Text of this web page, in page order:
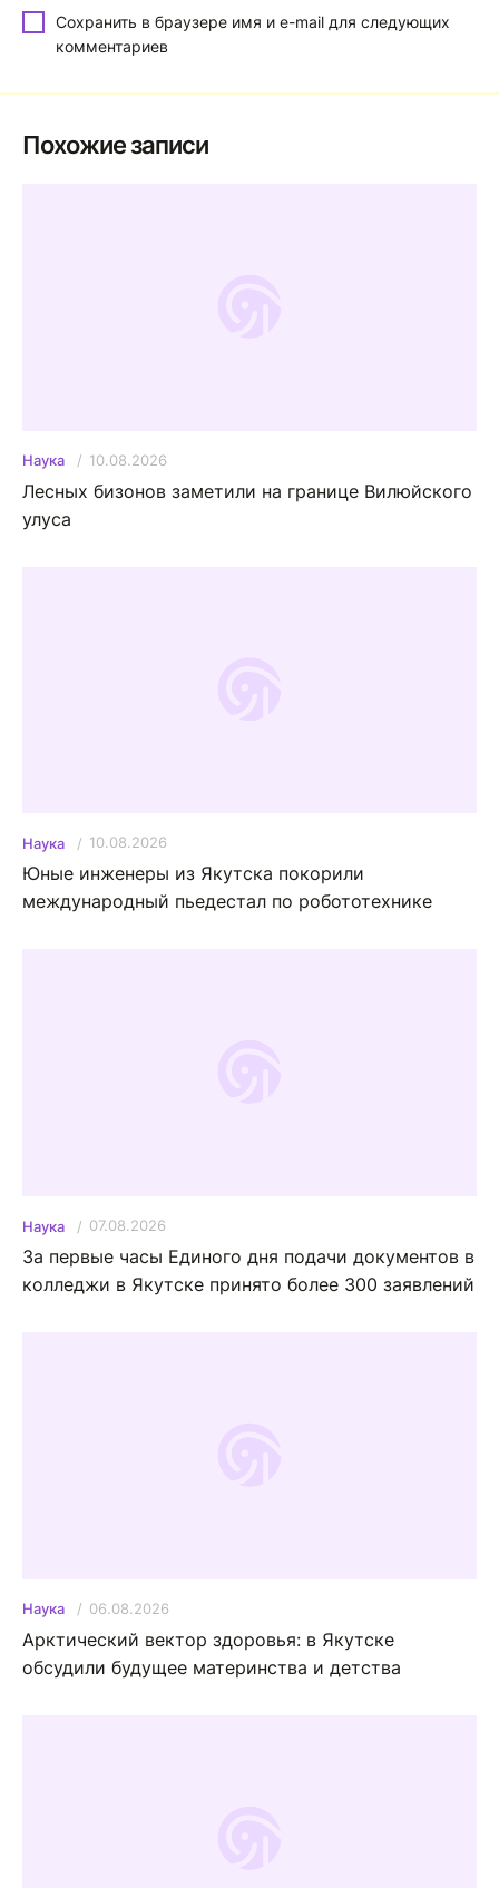
Сохранить в браузере имя и e-mail для следующих
комментариев
Похожие записи
Наука 10.08.2026
Лесных бизонов заметили на границе Вилюйского
улуса
Наука 10.08.2026
Юные инженеры из Якутска покорили
международный пьедестал по робототехнике
Наука 07.08.2026
За первые часы Единого дня подачи документов в
колледжи в Якутске принято более 300 заявлений
Наука 06.08.2026
Арктический вектор здоровья: в Якутске
обсудили будущее материнства и детства